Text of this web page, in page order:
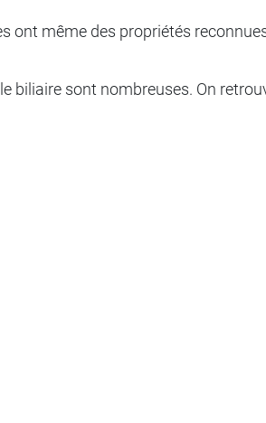
ont même des propriétés
biliaire sont nombreuses. On